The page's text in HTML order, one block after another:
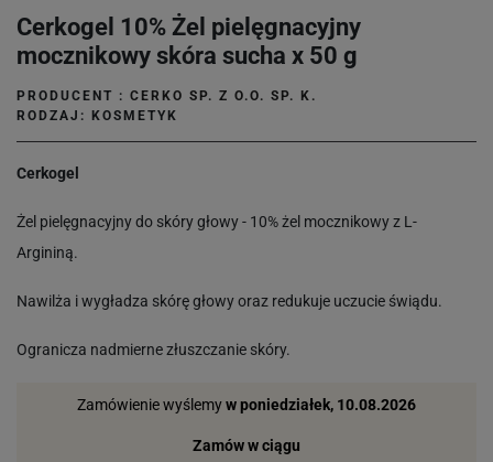
Cerkogel 10% Żel pielęgnacyjny
mocznikowy skóra sucha x 50 g
PRODUCENT : CERKO SP. Z O.O. SP. K.
RODZAJ: KOSMETYK
Cerkogel
Żel pielęgnacyjny do skóry głowy - 10% żel mocznikowy z L-
Argininą.
Nawilża i wygładza skórę głowy oraz redukuje uczucie świądu.
Ogranicza nadmierne złuszczanie skóry.
Zamówienie wyślemyw poniedziałek, 10.08.2026
Zamów w ciągu